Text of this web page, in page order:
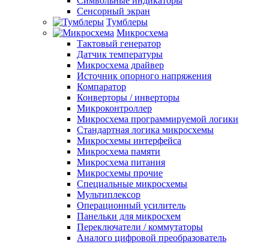
Сенсорный экран
Тумблеры
Микросхема
Тактовый генератор
Датчик температуры
Микросхема драйвер
Источник опорного напряжения
Компаратор
Конверторы / инверторы
Микроконтроллер
Микросхема программируемой логики
Стандартная логика микросхемы
Микросхемы интерфейса
Микросхема памяти
Микросхема питания
Микросхемы прочие
Специальные микросхемы
Мультиплексор
Операционный усилитель
Панельки для микросхем
Переключатели / коммутаторы
Аналого цифровой преобразователь